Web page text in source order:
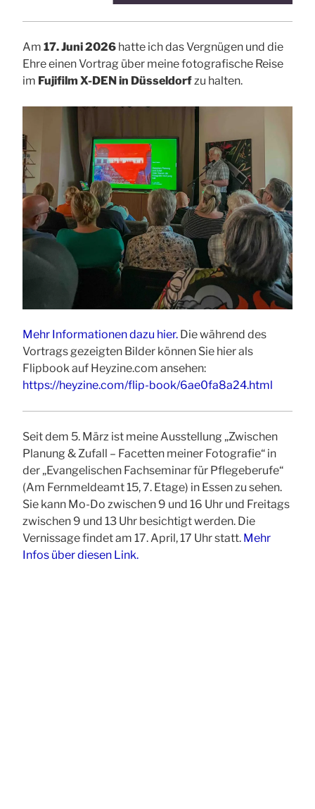
Am 17. Juni 2026 hatte ich das Vergnügen und die
Ehre einen Vortrag über meine fotografische Reise
im Fujifilm X-DEN in Düsseldorfzu halten.
Mehr Informationen dazu hier. Die während des
Vortrags gezeigten Bilder können Sie hier als
Flipbook auf Heyzine.com ansehen:
https://heyzine.com/flip-book/6ae0fa8a24.html
Seit dem 5. März ist meine Ausstellung „Zwischen
Planung & Zufall – Facetten meiner Fotografie“ in
der „Evangelischen Fachseminar für Pflegeberufe“
(Am Fernmeldeamt 15, 7. Etage) in Essen zu sehen.
Sie kann Mo-Do zwischen 9 und 16 Uhr und Freitags
zwischen 9 und 13 Uhr besichtigt werden. Die
Vernissage findet am 17. April, 17 Uhr statt. Mehr
Infos über diesen Link.